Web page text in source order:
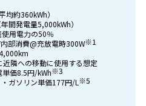
均約360kWh）
間発電量5,000kWh）
用電力の50％
内部消費@充放電時300W※1
近隣への移動に使用する想定
単価8.5円/kWh※3
・ガソリン単価177円/L ※5